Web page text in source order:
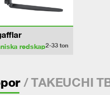
redskap2-33ton
/ TAKEUCHI